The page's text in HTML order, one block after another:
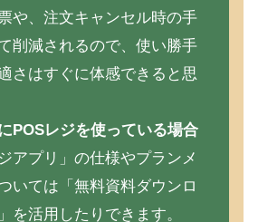
や、注文キャンセル時の手
削減されるので、使い勝手
さはすぐに体感できると思
POSレジを使っている場合
アプリ」の仕様やプランメ
いては「無料資料ダウンロ
を活用したりできます。